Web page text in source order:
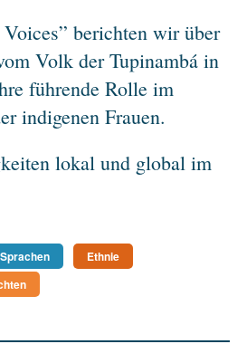
berichten wir über
Volk der Tupinambá in
führende Rolle im
indigenen Frauen.
lokal und global im
Sprachen
Ethnie